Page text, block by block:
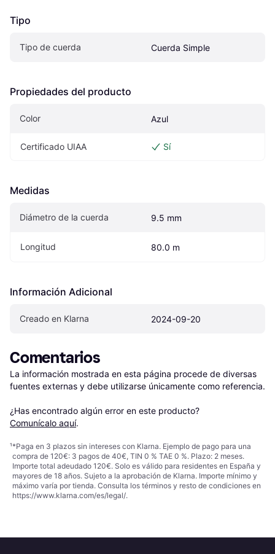
Tipo
Tipo de cuerda Cuerda Simple
Propiedades del producto
Color Azul
Certificado UIAA Sí
Medidas
Diámetro de la cuerda 9.5 mm
Longitud 80.0 m
Información Adicional
Creado en Klarna 2024-09-20
Comentarios
La información mostrada en esta página procede de diversas
fuentes externas y debe utilizarse únicamente como referencia.
¿Has encontrado algún error en este producto?
Comunícalo aquí.
¹*Paga en 3 plazos sin intereses con Klarna. Ejemplo de pago para una
compra de 120€: 3 pagos de 40€, TIN 0 % TAE 0 %. Plazo: 2 meses.
Importe total adeudado 120€. Solo es válido para residentes en España y
mayores de 18 años. Sujeto a la aprobación de Klarna. Importe mínimo y
máximo varía por tienda. Consulta los términos y resto de condiciones en
https://www.klarna.com/es/legal/.